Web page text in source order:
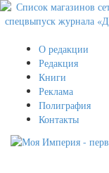
О редакции
Редакция
Книги
Реклама
Полиграфия
Контакты